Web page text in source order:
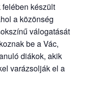
készült
a közönség
válogatását
be a Vác,
diákok, akik
varázsolják el a